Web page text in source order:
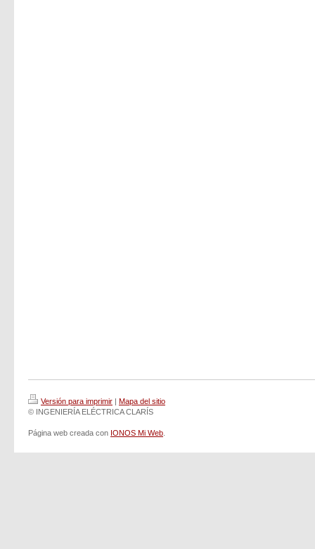
Versión para imprimir
Mapa del sitio
© INGENIERÍA ELÉCTRICA CLARÍS
Página web creada con IONOS Mi Web